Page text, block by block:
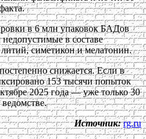
в 6 млн упаковок БАДов
в составе
симетикон и мелатонин.
снижается. Если в
153 тысячи попыток
2025 года — уже только 30
Источник: rg.ru